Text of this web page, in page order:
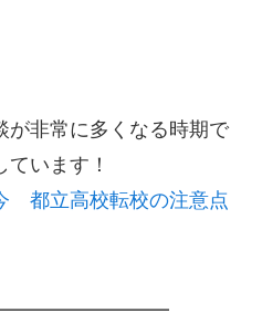
が非常に多くなる時期で
います！
都立高校転校の注意点